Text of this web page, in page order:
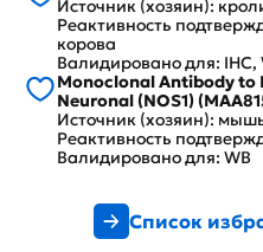
Источник (хозяин):
Реактивность
корова
Валидировано для: IHC,
Monoclonal Antibody to
Neuronal (NOS1)
Источник (хозяин):
Реактивность
Валидировано для: WB
Список